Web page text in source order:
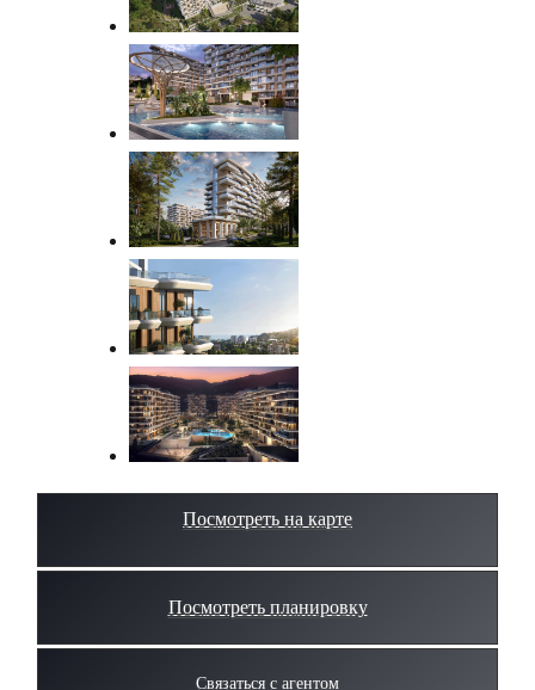
Посмотреть на карте
Посмотреть планировку
Связаться с агентом